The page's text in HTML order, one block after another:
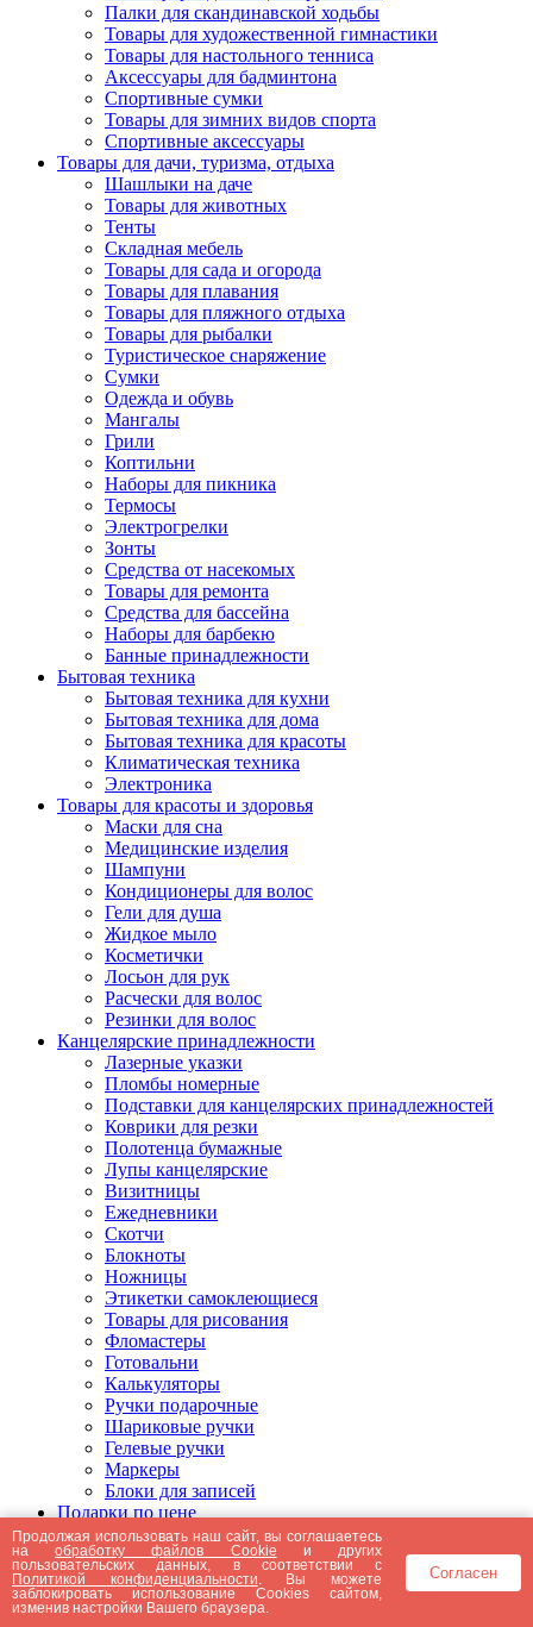
Палки для скандинавской ходьбы
Товары для художественной гимнастики
Товары для настольного тенниса
Аксессуары для бадминтона
Спортивные сумки
Товары для зимних видов спорта
Спортивные аксессуары
Товары для дачи, туризма, отдыха
Шашлыки на даче
Товары для животных
Тенты
Складная мебель
Товары для сада и огорода
Товары для плавания
Товары для пляжного отдыха
Товары для рыбалки
Туристическое снаряжение
Сумки
Одежда и обувь
Мангалы
Грили
Коптильни
Наборы для пикника
Термосы
Электрогрелки
Зонты
Средства от насекомых
Товары для ремонта
Средства для бассейна
Наборы для барбекю
Банные принадлежности
Бытовая техника
Бытовая техника для кухни
Бытовая техника для дома
Бытовая техника для красоты
Климатическая техника
Электроника
Товары для красоты и здоровья
Маски для сна
Медицинские изделия
Шампуни
Кондиционеры для волос
Гели для душа
Жидкое мыло
Косметички
Лосьон для рук
Расчески для волос
Резинки для волос
Канцелярские принадлежности
Лазерные указки
Пломбы номерные
Подставки для канцелярских принадлежностей
Коврики для резки
Полотенца бумажные
Лупы канцелярские
Визитницы
Ежедневники
Скотчи
Блокноты
Ножницы
Этикетки самоклеющиеся
Товары для рисования
Фломастеры
Готовальни
Калькуляторы
Ручки подарочные
Шариковые ручки
Гелевые ручки
Маркеры
Блоки для записей
Подарки по цене
Подарки от 5000 рублей
Подарки до 5000 рублей
Подарки до 3000 рублей
Подарки до 2000 рублей
Подарки до 1000 рублей
Продолжая использовать наш сайт, вы соглашаетесь
наобработку файлов Cookie и других
пользовательских данных, в соответствии с
Политикой конфиденциальности . Вы можете
заблокировать использование Cookies сайтом,
изменив настройки Вашего браузера.
Согласен